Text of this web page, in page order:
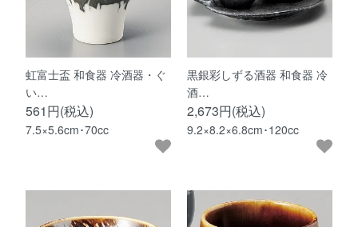
虹富士盃 和食器 冷酒器・ぐ
い…
561円(税込)
7.5×5.6cm･70cc
黒銀彩しずる酒器 和食器 冷
酒…
2,673円(税込)
9.2×8.2×6.8cm･120cc